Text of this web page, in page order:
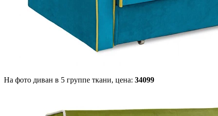
На фото диван в 5 группе ткани, цена: 34099